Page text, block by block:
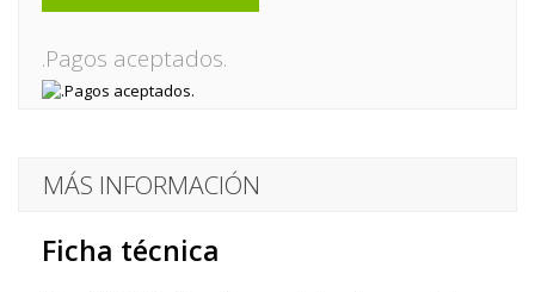
.Pagos aceptados.
MÁS INFORMACIÓN
Ficha técnica